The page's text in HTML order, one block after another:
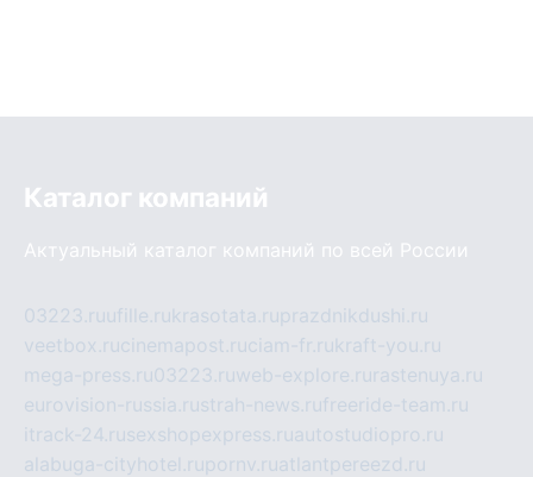
Каталог компаний
Актуальный каталог компаний по всей России
03223.ruufille.rukrasotata.ruprazdnikdushi.ru
veetbox.rucinemapost.ruciam-fr.rukraft-you.ru
mega-press.ru03223.ruweb-explore.ru rastenuya.ru
eurovision-russia.rustrah-news.rufreeride-team.ru
itrack-24.rusexshopexpress.ruautostudiopro.ru
alabuga-cityhotel.rupornv.ruatlantpereezd.ru